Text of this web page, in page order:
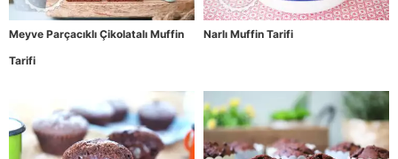
Meyve Parçacıklı Çikolatalı Muffin
Tarifi
Narlı Muffin Tarifi